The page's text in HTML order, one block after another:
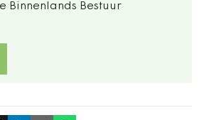
Binnenlands Bestuur